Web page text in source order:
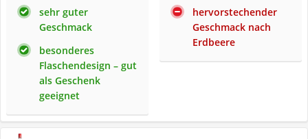
sehr guter
Geschmack
besonderes
Flaschendesign – gut
als Geschenk
geeignet
hervorstechender
Geschmack nach
Erdbeere